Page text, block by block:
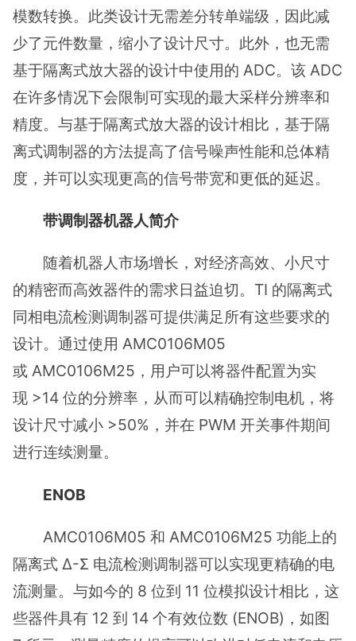
模数转换。此类设计无需差分转单端级，因此减
少了元件数量，缩小了设计尺寸。此外，也无需
基于隔离式放大器的设计中使用的 ADC。该 ADC
在许多情况下会限制可实现的最大采样分辨率和
精度。与基于隔离式放大器的设计相比，基于隔
离式调制器的方法提高了信号噪声性能和总体精
度，并可以实现更高的信号带宽和更低的延迟。
带调制器机器人简介
随着机器人市场增长，对经济高效、小尺寸
的精密而高效器件的需求日益迫切。TI 的隔离式
同相电流检测调制器可提供满足所有这些要求的
设计。通过使用 AMC0106M05
或 AMC0106M25，用户可以将器件配置为实
现 >14 位的分辨率，从而可以精确控制电机，将
设计尺寸减小 >50%，并在 PWM 开关事件期间
进行连续测量。
ENOB
AMC0106M05 和 AMC0106M25 功能上的
隔离式 Δ-Σ 电流检测调制器可以实现更精确的电
流测量。与如今的 8 位到 11 位模拟设计相比，这
些器件具有 12 到 14 个有效位数 (ENOB)，如图